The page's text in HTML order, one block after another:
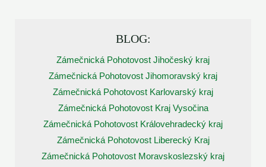
BLOG:
Zámečnická Pohotovost Jihočeský kraj
Zámečnická Pohotovost Jihomoravský kraj
Zámečnická Pohotovost Karlovarský kraj
Zámečnická Pohotovost Kraj Vysočina
Zámečnická Pohotovost Královehradecký kraj
Zámečnická Pohotovost Liberecký Kraj
Zámečnická Pohotovost Moravskoslezský kraj